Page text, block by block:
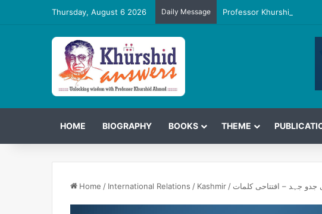
Thursday, August 6 2026 Daily Message Professor Khurshid’s
HOME BIOGRAPHY BOOKS THEME
Home / International Relations / Kashmir / جدو جہد – افتتاحی کلمات